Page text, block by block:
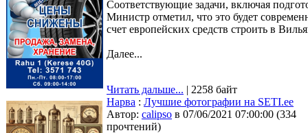
Соответствующие задачи, включая
Министр отметил, что это будет
счет европейских средств строить в
Далее...
Читать дальше... | 2258 байт
Нарва : Лучшие фотографии на SETI.ee
Автор: calipso в 07/06/2021 07:00:00 (334
прочтений)